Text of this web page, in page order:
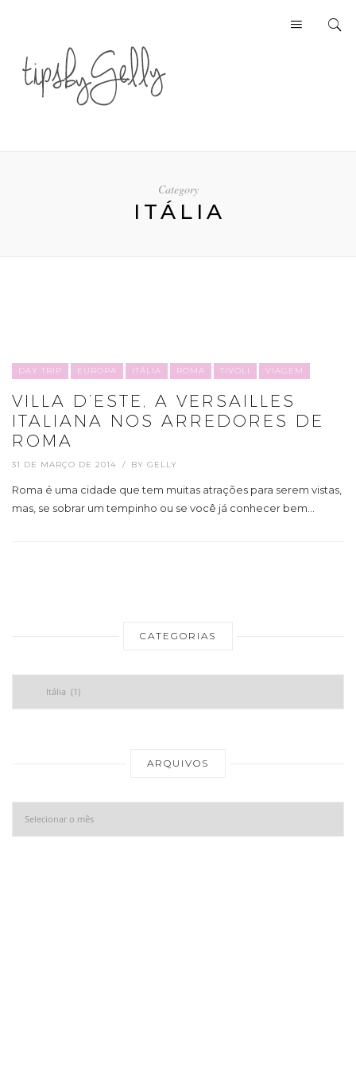
Category
ITÁLIA
DAY TRIP EUROPA ITÁLIA ROMA TIVOLI VIAGEM
VILLA D’ESTE, A VERSAILLES
ITALIANA NOS ARREDORES DE
ROMA
31 DE MARÇO DE 2014 BY GELLY
Roma é uma cidade que tem muitas atrações para serem vistas,
mas, se sobrar um tempinho ou se você já conhecer bem…
CATEGORIAS
Categorias
ARQUIVOS